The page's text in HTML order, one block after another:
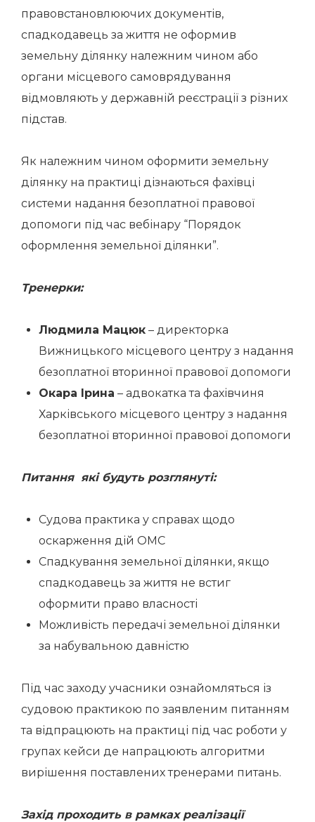
правовстановлюючих документів,
спадкодавець за життя не оформив
земельну ділянку належним чином або
органи місцевого самоврядування
відмовляють у державній реєстрації з різних
підстав.
Як належним чином оформити земельну
ділянку на практиці дізнаються фахівці
системи надання безоплатної правової
допомоги під час вебінару “Порядок
оформлення земельної ділянки”.
Тренерки:
Людмила Мацюк – директорка
Вижницького місцевого центру з надання
безоплатної вторинної правової допомоги
Окара Ірина – адвокатка та фахівчиня
Харківського місцевого центру з надання
безоплатної вторинної правової допомоги
Питання які будуть розглянуті:
Судова практика у справах щодо
оскарження дій ОМС
Спадкування земельної ділянки, якщо
спадкодавець за життя не встиг
оформити право власності
Можливість передачі земельної ділянки
за набувальною давністю
Під час заходу учасники ознайомляться із
судовою практикою по заявленим питанням
та відпрацюють на практиці під час роботи у
групах кейси де напрацюють алгоритми
вирішення поставлених тренерами питань.
Захід проходить в рамках реалізації